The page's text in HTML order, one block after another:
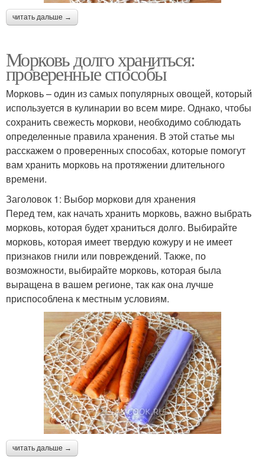
читать дальше →
Морковь долго храниться:
проверенные способы
Морковь – один из самых популярных овощей, который
используется в кулинарии во всем мире. Однако, чтобы
сохранить свежесть моркови, необходимо соблюдать
определенные правила хранения. В этой статье мы
расскажем о проверенных способах, которые помогут
вам хранить морковь на протяжении длительного
времени.
Заголовок 1: Выбор моркови для хранения
Перед тем, как начать хранить морковь, важно выбрать
морковь, которая будет храниться долго. Выбирайте
морковь, которая имеет твердую кожуру и не имеет
признаков гнили или повреждений. Также, по
возможности, выбирайте морковь, которая была
выращена в вашем регионе, так как она лучше
приспособлена к местным условиям.
читать дальше →